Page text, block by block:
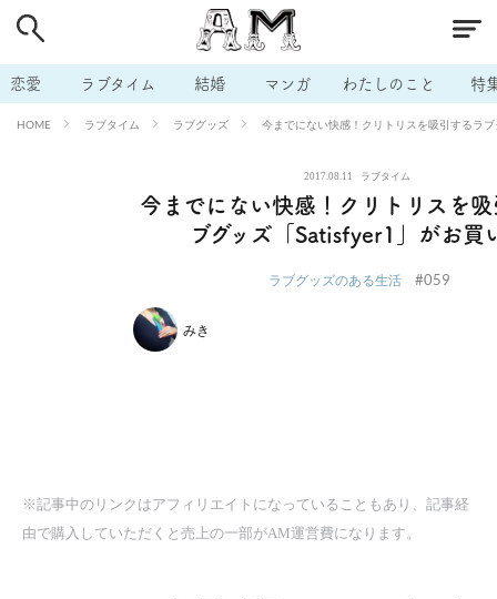
恋愛 ラブタイム 結婚 マンガ わたしのこと 特
HOME ラブタイム ラブグッズ 今までにない快感！クリトリスを吸引するラ
2017.08.11 ラブタイム
今までにない快感！クリトリスを
ブグッズ「Satisfyer1」がお買
ラブグッズのある生活 #059
みき
※記事中のリンクはアフィリエイトになっていることもあり、記事経
由で購入していただくと売上の一部がAM運営費になります。
# 男の本音 # セフレ # 不倫
# 出会う方法 # マッチングアプリ # ラブグッズ # 体の相